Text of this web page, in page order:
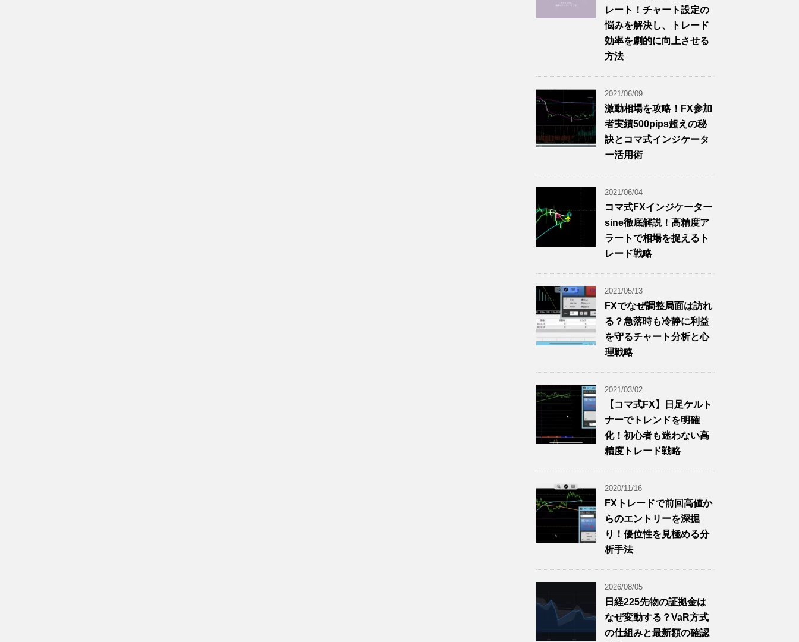
レート！チャート設定の
悩みを解決し、トレード
効率を劇的に向上させる
方法
2021/06/09
激動相場を攻略！FX参加
者実績500pips超えの秘
訣とコマ式インジケータ
ー活用術
2021/06/04
コマ式FXインジケーター
sine徹底解説！高精度ア
ラートで相場を捉えるト
レード戦略
2021/05/13
FXでなぜ調整局面は訪れ
る？急落時も冷静に利益
を守るチャート分析と心
理戦略
2021/03/02
【コマ式FX】日足ケルト
ナーでトレンドを明確
化！初心者も迷わない高
精度トレード戦略
2020/11/16
FXトレードで前回高値か
らのエントリーを深掘
り！優位性を見極める分
析手法
2026/08/05
日経225先物の証拠金は
なぜ変動する？VaR方式
の仕組みと最新額の確認